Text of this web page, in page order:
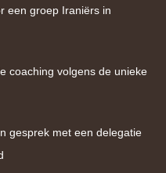
een groep Iraniërs in
coaching volgens de unieke
gesprek met een delegatie